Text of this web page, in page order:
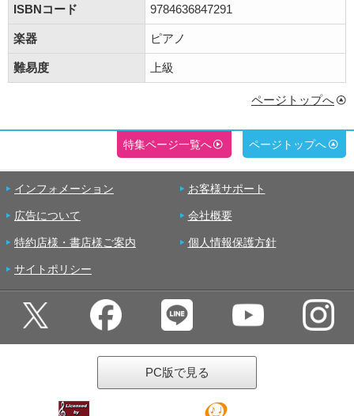
ISBNコード 9784636847291
楽器 ピアノ
難易度 上級
ページトップへ
特集ページ一覧へ ページトップへ
インフォメーション お客様サポート
広告について 会社概要
特約店様・書店様ご案内 個人情報保護方針
サイトポリシー
PC版で見る